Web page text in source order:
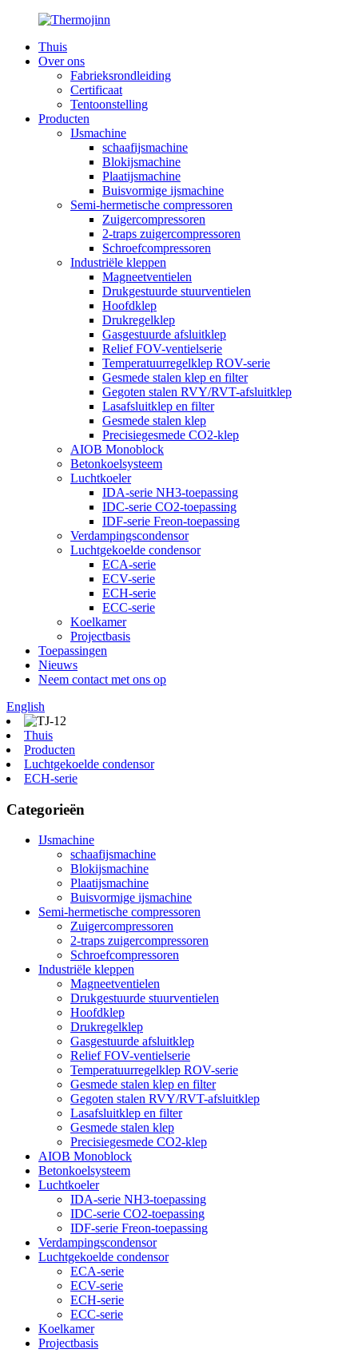
Thuis
Over ons
Fabrieksrondleiding
Certificaat
Tentoonstelling
Producten
IJsmachine
schaafijsmachine
Blokijsmachine
Plaatijsmachine
Buisvormige ijsmachine
Semi-hermetische compressoren
Zuigercompressoren
2-traps zuigercompressoren
Schroefcompressoren
Industriële kleppen
Magneetventielen
Drukgestuurde stuurventielen
Hoofdklep
Drukregelklep
Gasgestuurde afsluitklep
Relief FOV-ventielserie
Temperatuurregelklep ROV-serie
Gesmede stalen klep en filter
Gegoten stalen RVY/RVT-afsluitklep
Lasafsluitklep en filter
Gesmede stalen klep
Precisiegesmede CO2-klep
AIOB Monoblock
Betonkoelsysteem
Luchtkoeler
IDA-serie NH3-toepassing
IDC-serie CO2-toepassing
IDF-serie Freon-toepassing
Verdampingscondensor
Luchtgekoelde condensor
ECA-serie
ECV-serie
ECH-serie
ECC-serie
Koelkamer
Projectbasis
Toepassingen
Nieuws
Neem contact met ons op
English
Thuis
Producten
Luchtgekoelde condensor
ECH-serie
Categorieën
IJsmachine
schaafijsmachine
Blokijsmachine
Plaatijsmachine
Buisvormige ijsmachine
Semi-hermetische compressoren
Zuigercompressoren
2-traps zuigercompressoren
Schroefcompressoren
Industriële kleppen
Magneetventielen
Drukgestuurde stuurventielen
Hoofdklep
Drukregelklep
Gasgestuurde afsluitklep
Relief FOV-ventielserie
Temperatuurregelklep ROV-serie
Gesmede stalen klep en filter
Gegoten stalen RVY/RVT-afsluitklep
Lasafsluitklep en filter
Gesmede stalen klep
Precisiegesmede CO2-klep
AIOB Monoblock
Betonkoelsysteem
Luchtkoeler
IDA-serie NH3-toepassing
IDC-serie CO2-toepassing
IDF-serie Freon-toepassing
Verdampingscondensor
Luchtgekoelde condensor
ECA-serie
ECV-serie
ECH-serie
ECC-serie
Koelkamer
Projectbasis